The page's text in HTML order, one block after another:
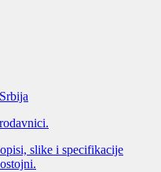
slike i specifikacije